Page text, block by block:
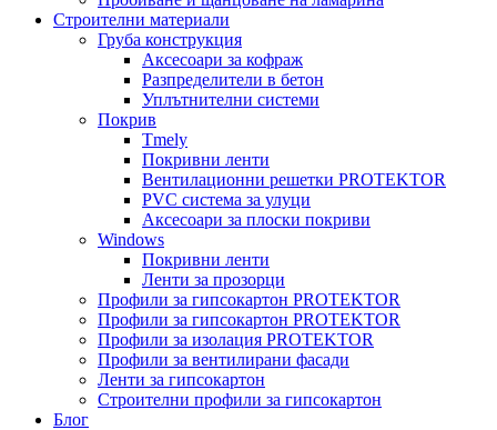
Строителни материали
Груба конструкция
Аксесоари за кофраж
Разпределители в бетон
Уплътнителни системи
Покрив
Tmely
Покривни ленти
Вентилационни решетки PROTEKTOR
PVC система за улуци
Аксесоари за плоски покриви
Windows
Покривни ленти
Ленти за прозорци
Профили за гипсокартон PROTEKTOR
Профили за гипсокартон PROTEKTOR
Профили за изолация PROTEKTOR
Профили за вентилирани фасади
Ленти за гипсокартон
Строителни профили за гипсокартон
Блог